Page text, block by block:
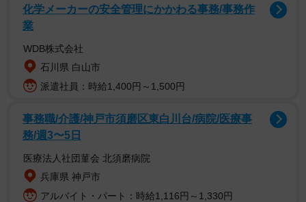
化学メーカーの安全管理にかかわる事務/事務作
業
WDB株式会社
石川県 白山市
派遣社員：時給1,400円～1,500円
事務職/介護/神戸市須磨区東白川台/病院/医療事
務/週3〜5日
医療法人社団菫会 北須磨病院
兵庫県 神戸市
アルバイト・パート：時給1,116円～1,330円